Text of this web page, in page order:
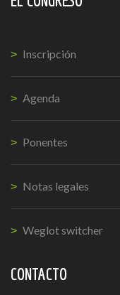
Inscripción
Agenda
Ponentes
Notas legales
Weglot switcher
CONTACTO